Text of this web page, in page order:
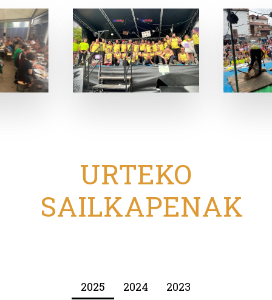
URTEKO
SAILKAPENAK
2025 2024 2023